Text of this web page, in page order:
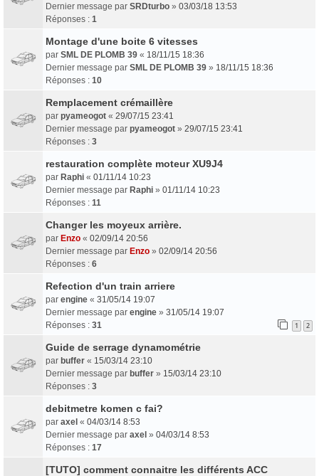
Dernier message par SRDturbo » 03/03/18 13:53
Réponses : 1
Montage d'une boite 6 vitesses
par SML DE PLOMB 39 « 18/11/15 18:36
Dernier message par SML DE PLOMB 39 » 18/11/15 18:36
Réponses : 10
Remplacement crémaillère
par pyameogot « 29/07/15 23:41
Dernier message par pyameogot » 29/07/15 23:41
Réponses : 3
restauration complète moteur XU9J4
par Raphi « 01/11/14 10:23
Dernier message par Raphi » 01/11/14 10:23
Réponses : 11
Changer les moyeux arrière.
par Enzo « 02/09/14 20:56
Dernier message par Enzo » 02/09/14 20:56
Réponses : 6
Refection d'un train arriere
par engine « 31/05/14 19:07
Dernier message par engine » 31/05/14 19:07
Réponses : 31 1 2
Guide de serrage dynamométrie
par buffer « 15/03/14 23:10
Dernier message par buffer » 15/03/14 23:10
Réponses : 3
debitmetre komen c fai?
par axel « 04/03/14 8:53
Dernier message par axel » 04/03/14 8:53
Réponses : 17
[TUTO] comment connaitre les différents ACC